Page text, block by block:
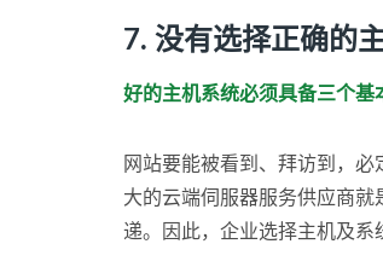
7. 没有选择正确的
好的主机系统必须具备三个基
网站要能被看到、拜访到，
大的云端伺服器服务供应商
递。因此，企业选择主机及系